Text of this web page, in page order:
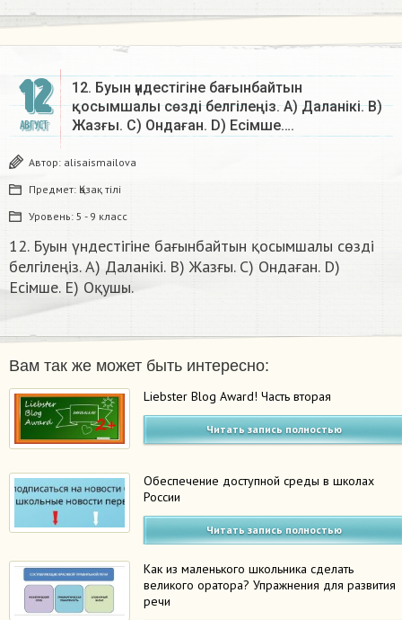
12
АВГУСТ
12. Буын үндестігіне бағынбайтын
қосымшалы сөзді белгілеңіз. A) Даланікі. B)
Жазғы. C) Ондаған. D) Есімше….
Автор: alisaismailova
Предмет: Қазақ тiлi
Уровень: 5 - 9 класс
12. Буын үндестігіне бағынбайтын қосымшалы сөзді
белгілеңіз. A) Даланікі. B) Жазғы. C) Ондаған. D)
Есімше. E) Оқушы.​
Вам так же может быть интересно:
Liebster Blog Award! Часть вторая
Читать запись полностью
Обеспечение доступной среды в школах
России
Читать запись полностью
Как из маленького школьника сделать
великого оратора? Упражнения для развития
речи